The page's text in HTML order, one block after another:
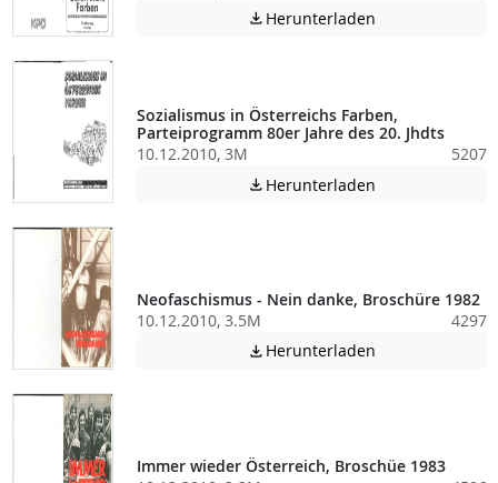
 Herunterladen
Sozialismus in Österreichs Farben,
Parteiprogramm 80er Jahre des 20. Jhdts
10.12.2010, 3M
5207
 Herunterladen
Neofaschismus - Nein danke, Broschüre 1982
10.12.2010, 3.5M
4297
 Herunterladen
Immer wieder Österreich, Broschüe 1983